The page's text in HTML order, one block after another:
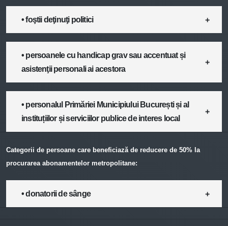
• foştii deţinuţi politici
• persoanele cu handicap grav sau accentuat și
asistenţii personali ai acestora
• personalul Primăriei Municipiului București și al
instituțiilor și serviciilor publice de interes local
Categorii de persoane care beneficiază de reducere de 50% la
procurarea abonamentelor metropolitane:
• donatorii de sânge